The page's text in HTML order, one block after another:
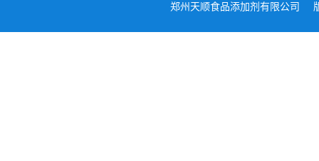
郑州天顺食品添加剂有限公司